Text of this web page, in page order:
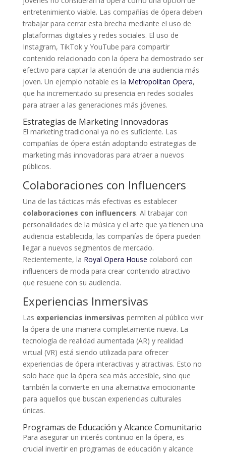
entretenimiento viable. Las compañías de ópera deben
trabajar para cerrar esta brecha mediante el uso de
plataformas digitales y redes sociales. El uso de
Instagram, TikTok y YouTube para compartir
contenido relacionado con la ópera ha demostrado ser
efectivo para captar la atención de una audiencia más
joven. Un ejemplo notable es la Metropolitan Opera,
que ha incrementado su presencia en redes sociales
para atraer a las generaciones más jóvenes.
Estrategias de Marketing Innovadoras
El marketing tradicional ya no es suficiente. Las
compañías de ópera están adoptando estrategias de
marketing más innovadoras para atraer a nuevos
públicos.
Colaboraciones con Influencers
Una de las tácticas más efectivas es establecer
colaboraciones con influencers. Al trabajar con
personalidades de la música y el arte que ya tienen una
audiencia establecida, las compañías de ópera pueden
llegar a nuevos segmentos de mercado.
Recientemente, la Royal Opera House colaboró con
influencers de moda para crear contenido atractivo
que resuene con su audiencia.
Experiencias Inmersivas
Las experiencias inmersivas permiten al público vivir
la ópera de una manera completamente nueva. La
tecnología de realidad aumentada (AR) y realidad
virtual (VR) está siendo utilizada para ofrecer
experiencias de ópera interactivas y atractivas. Esto no
solo hace que la ópera sea más accesible, sino que
también la convierte en una alternativa emocionante
para aquellos que buscan experiencias culturales
únicas.
Programas de Educación y Alcance Comunitario
Para asegurar un interés continuo en la ópera, es
crucial invertir en programas de educación y alcance